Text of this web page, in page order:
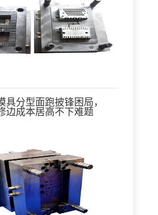
具分型面跑披锋困局，
边成本居高不下难题